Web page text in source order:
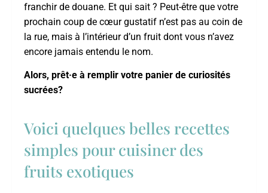
franchir de douane. Et qui sait ? Peut-être que votre
prochain coup de cœur gustatif n’est pas au coin de
la rue, mais à l’intérieur d’un fruit dont vous n’avez
encore jamais entendu le nom.
Alors, prêt·e à remplir votre panier de curiosités
sucrées?
Voici quelques belles recettes
simples pour cuisiner des
fruits exotiques